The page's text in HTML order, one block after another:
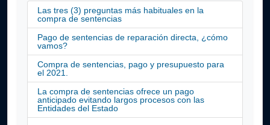
Las tres (3) preguntas más habituales en la
compra de sentencias
Pago de sentencias de reparación directa, ¿cómo
vamos?
Compra de sentencias, pago y presupuesto para
el 2021.
La compra de sentencias ofrece un pago
anticipado evitando largos procesos con las
Entidades del Estado